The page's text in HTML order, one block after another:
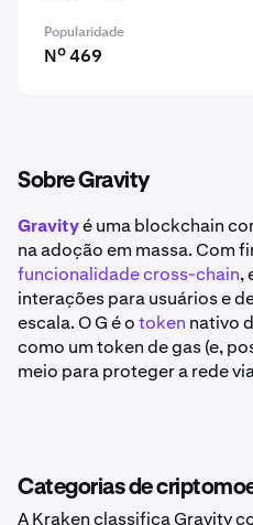
Popularidade
Nº 469
Sobre Gravity
Gravityé uma blockchain
na adoção em massa. Com
funcionalidade cross-chain,
interações para usuários e
escala. O G é otoken nativo
como um token de gas (e,
meio para proteger a rede
Categorias de
A Kraken classifica Gravity